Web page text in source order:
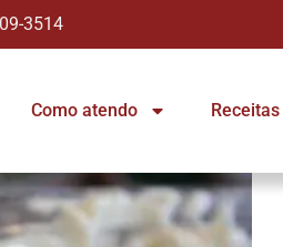
3514
Como atendo Receitas